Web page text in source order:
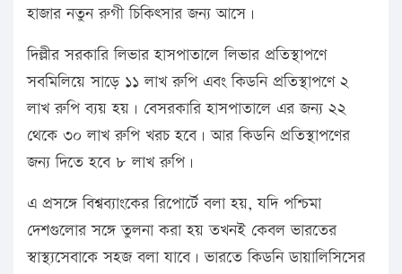
হাজার নতুন রুগী চিকিৎসার জন্য আসে।
দিল্লীর সরকারি লিভার হাসপাতালে লিভার প্রতিস্থাপণে
সবমিলিয়ে সাড়ে ১১ লাখ রুপি এবং কিডনি প্রতিস্থাপণে ২
লাখ রুপি ব্যয় হয়। বেসরকারি হাসপাতালে এর জন্য ২২
থেকে ৩০ লাখ রুপি খরচ হবে। আর কিডনি প্রতিস্থাপণের
জন্য দিতে হবে ৮ লাখ রুপি।
এ প্রসঙ্গে বিশ্বব্যাংকের রিপোর্টে বলা হয়, যদি পশ্চিমা
দেশগুলোর সঙ্গে তুলনা করা হয় তখনই কেবল ভারতের
স্বাস্থ্যসেবাকে সহজ বলা যাবে। ভারতে কিডনি ডায়ালিসিসের